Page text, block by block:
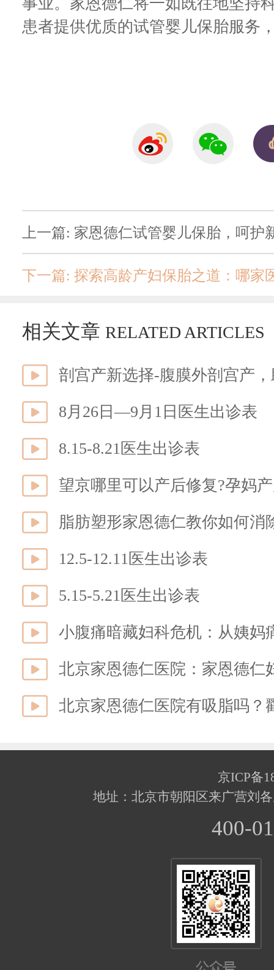
患者提供优质的试管婴儿保胎服务
上一篇: 家恩德仁试管婴儿保胎，呵护
下一篇: 探索高龄产妇保胎之道：哪家
相关文章 RELATED ARTICLES
剖宫产新选择-腹膜外剖宫产
8月26日—9月1日医生出诊表
8.15-8.21医生出诊表
望京哪里可以产后修复?孕妈
脂肪塑形家恩德仁教你如何消
12.5-12.11医生出诊表
5.15-5.21医生出诊表
北京家恩德仁医院有吸脂吗？
京ICP备
地址：北京市朝阳区来广营刘
400-